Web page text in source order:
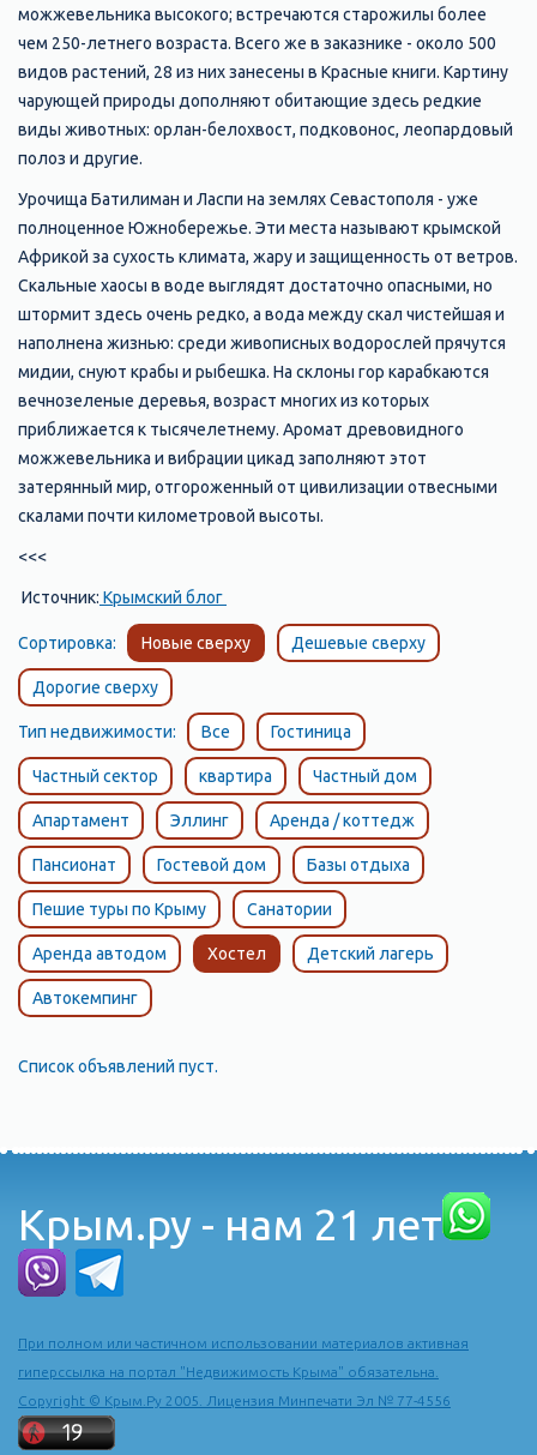
можжевельника высокого; встречаются старожилы более
чем 250-летнего возраста. Всего же в заказнике - около 500
видов растений, 28 из них занесены в Красные книги. Картину
чарующей природы дополняют обитающие здесь редкие
виды животных: орлан-белохвост, подковонос, леопардовый
полоз и другие.
Урочища Батилиман и Ласпи на землях Севастополя - уже
полноценное Южнобережье. Эти места называют крымской
Африкой за сухость климата, жару и защищенность от ветров.
Скальные хаосы в воде выглядят достаточно опасными, но
штормит здесь очень редко, а вода между скал чистейшая и
наполнена жизнью: среди живописных водорослей прячутся
мидии, снуют крабы и рыбешка. На склоны гор карабкаются
вечнозеленые деревья, возраст многих из которых
приближается к тысячелетнему. Аромат древовидного
можжевельника и вибрации цикад заполняют этот
затерянный мир, отгороженный от цивилизации отвесными
скалами почти километровой высоты.
<<<
Источник: Крымский блог
Сортировка: Новые сверху Дешевые сверху
Дорогие сверху
Тип недвижимости: Все Гостиница
Частный сектор квартира Частный дом
Апартамент Эллинг Аренда / коттедж
Пансионат Гостевой дом Базы отдыха
Пешие туры по Крыму Санатории
Аренда автодом Хостел Детский лагерь
Автокемпинг
Список объявлений пуст.
Крым.ру - нам 21 лет
При полном или частичном использовании материалов активная
гиперссылка на портал "Недвижимость Крыма" обязательна.
Copyright © Крым.Ру 2005. Лицензия Минпечати Эл № 77-4556